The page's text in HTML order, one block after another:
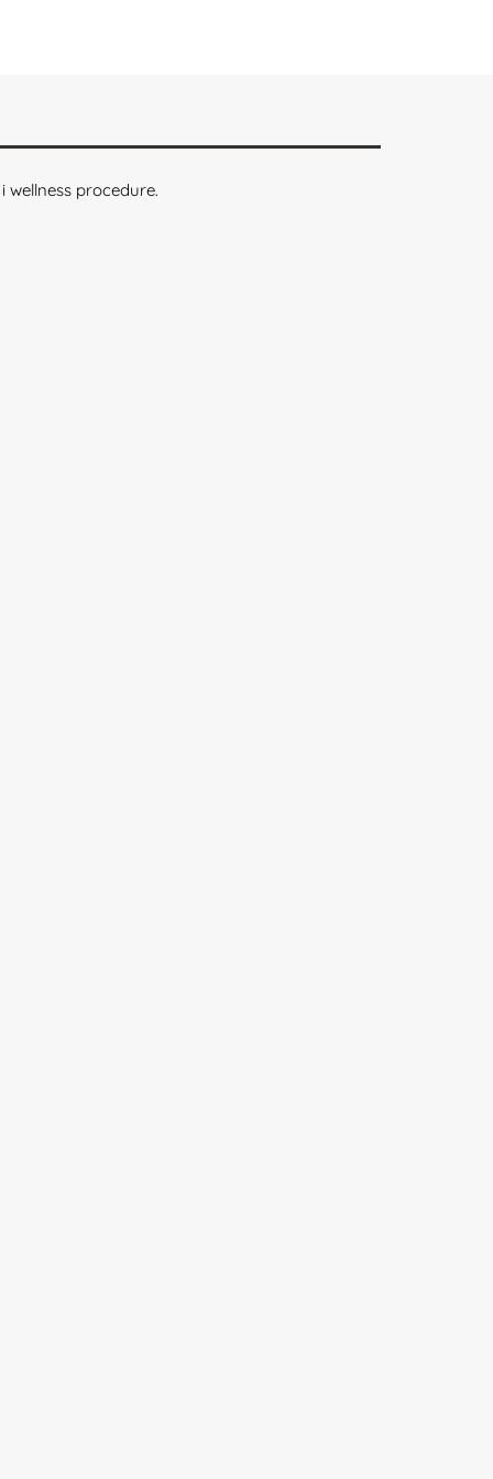
wellness procedure.